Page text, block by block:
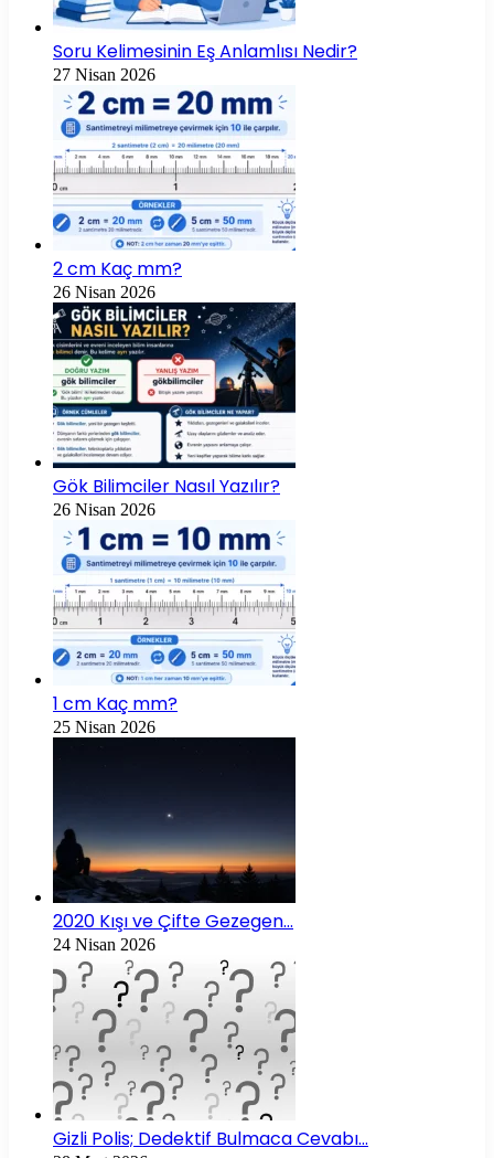
Soru Kelimesinin Eş Anlamlısı Nedir?
27 Nisan 2026
2 cm Kaç mm?
26 Nisan 2026
Gök Bilimciler Nasıl Yazılır?
26 Nisan 2026
1 cm Kaç mm?
25 Nisan 2026
2020 Kışı ve Çifte Gezegen…
24 Nisan 2026
Gizli Polis; Dedektif Bulmaca Cevabı…